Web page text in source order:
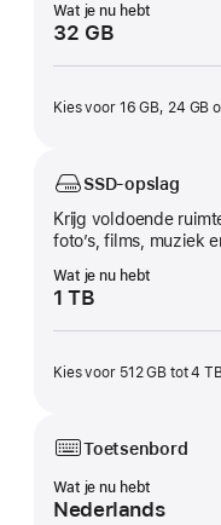
Wat je nu hebt
32 GB
Kies voor 16 GB, 24 GB
SSD-opslag
Krijg voldoende
foto’s, films, muziek
Wat je nu hebt
1 TB
Kies voor 512 GB tot 4
Toetsenbord
Wat je nu hebt
Nederlands